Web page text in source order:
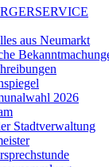
aus Neumarkt
2026
Stadtverwaltung